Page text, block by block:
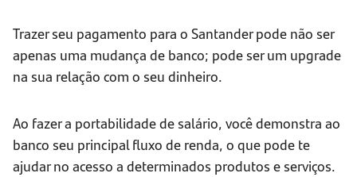
Trazer seu pagamento para o Santander pode não ser
apenas uma mudança de banco; pode ser um upgrade
na sua relação com o seu dinheiro.
Ao fazer a portabilidade de salário, você demonstra ao
banco seu principal fluxo de renda, o que pode te
ajudar no acesso a determinados produtos e serviços.